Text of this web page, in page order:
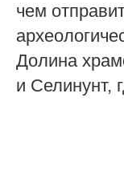
чем
Долина
и Селинунт,